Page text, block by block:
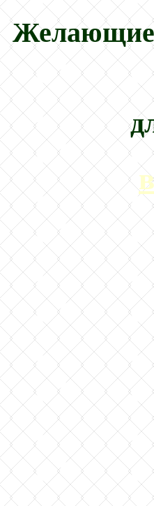
Желающие